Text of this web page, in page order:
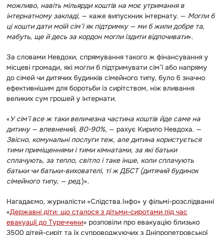
можливо, навіть мільярди коштів на моє утримання в
інтернатному закладі, — каже випускник інтернату. — Могли б
ці кошти дати моїй сім’ї як підтримку — ми б жили добре та,
мабуть, ще й десь за кордон могли їздити відпочивати».
За словами Невдохи, спрямування такого ж фінансування у
місцеві громади, які могли б підтримувати сім’ї або напряму
до сімей чи дитячих будинків сімейного типу, було б значно
ефективнішим для боротьби із сирітством, ніж вливання
великих сум грошей у інтернати.
«У сім’ї все ж таки величезна частина коштів йде саме на
дитину — впевнений, 80-90%, — рахує Кирило Невдоха. —
Звісно, комунальні послуги теж, але дитина користується
тими приміщеннями і тими кімнатами, за які батьки
сплачують, за тепло, світло і таке інше, коли сплачують
батьки чи батьки-вихователі, ті ж ДБСТ (дитячий будинок
сімейного типу, — ред.)».
Нагадаємо, журналісти «Слідства.Інфо» у фільмі-розслідванні
«Державні діти: що сталося з дітьми-сиротами під час
евакуації до Туреччини» розповіли про евакуацію близько
3500 дітей-сиріт та їх супроводжуючих з Дніпропетровської